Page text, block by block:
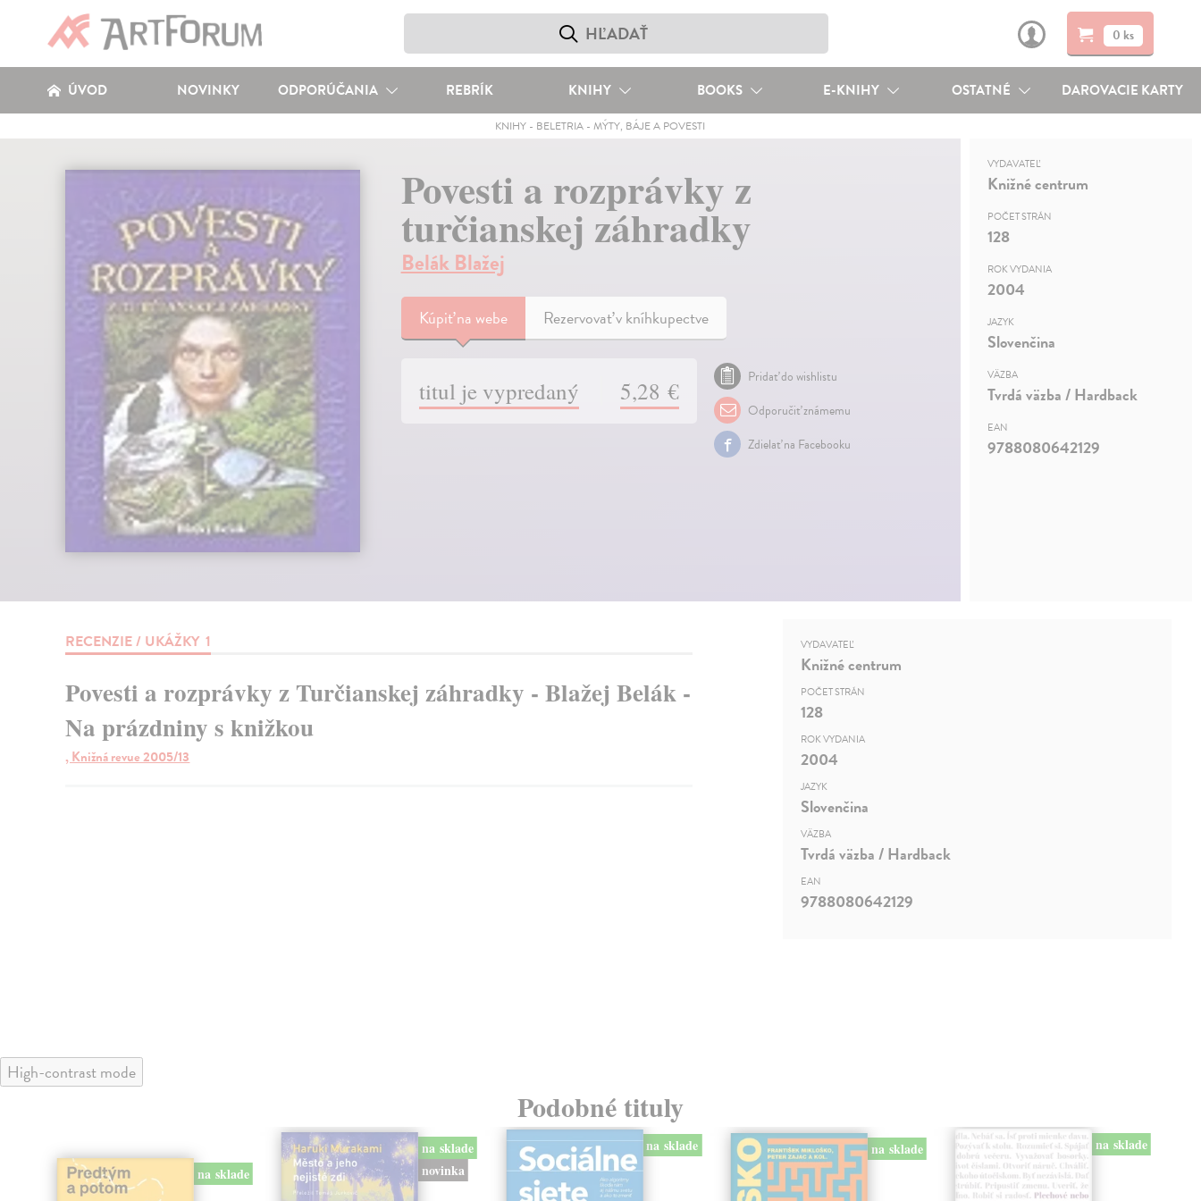
0 ks
ÚVOD NOVINKY ODPORÚČANIA REBRÍK KNIHY BOOKS E-KNIHY OSTATNÉ DAROVACIE KARTY
KNIHY - BELETRIA -MÝTY, BÁJE A POVESTI
Povesti a rozprávky z
turčianskej záhradky
Belák Blažej
Kúpiťna webe Rezervovať v kníhkupectve
titul je vypredaný 5,28 €
Pridať do wishlistu
Odporučiť známemu
Zdielať na Facebooku
VYDAVATEĽ
Knižné centrum
POČET STRÁN
128
ROK VYDANIA
2004
JAZYK
Slovenčina
VÄZBA
Tvrdá väzba / Hardback
EAN
9788080642129
RECENZIE / UKÁŽKY 1
Povesti a rozprávky z Turčianskej záhradky - Blažej Belák -
Na prázdniny s knižkou
, Knižná revue 2005/13
VYDAVATEĽ
Knižné centrum
POČET STRÁN
128
ROK VYDANIA
2004
JAZYK
Slovenčina
VÄZBA
Tvrdá väzba / Hardback
EAN
9788080642129
High-contrast mode
Podobné tituly
na sklade
na sklade
novinka
na sklade na sklade na sklade